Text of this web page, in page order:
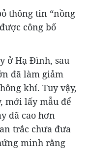
thông tin “nồng
công bố
ở Hạ Đình, sau
đã làm giảm
khí. Tuy vậy,
mới lấy mẫu để
đã cao hơn
trắc chưa đưa
minh rằng